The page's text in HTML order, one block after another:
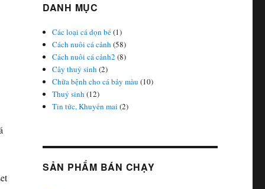
DANH MỤC
Các loại cá dọn bể(1)
Cách nuôi cá cảnh (58)
Cách nuôi cá cảnh2 (8)
Cây thuỷ sinh (2)
Chữa bệnh cho cá bảy màu (10)
Thuỷ sinh (12)
Tin tức, Khuyến mai (2)
SẢN PHẨM BÁN CHẠY